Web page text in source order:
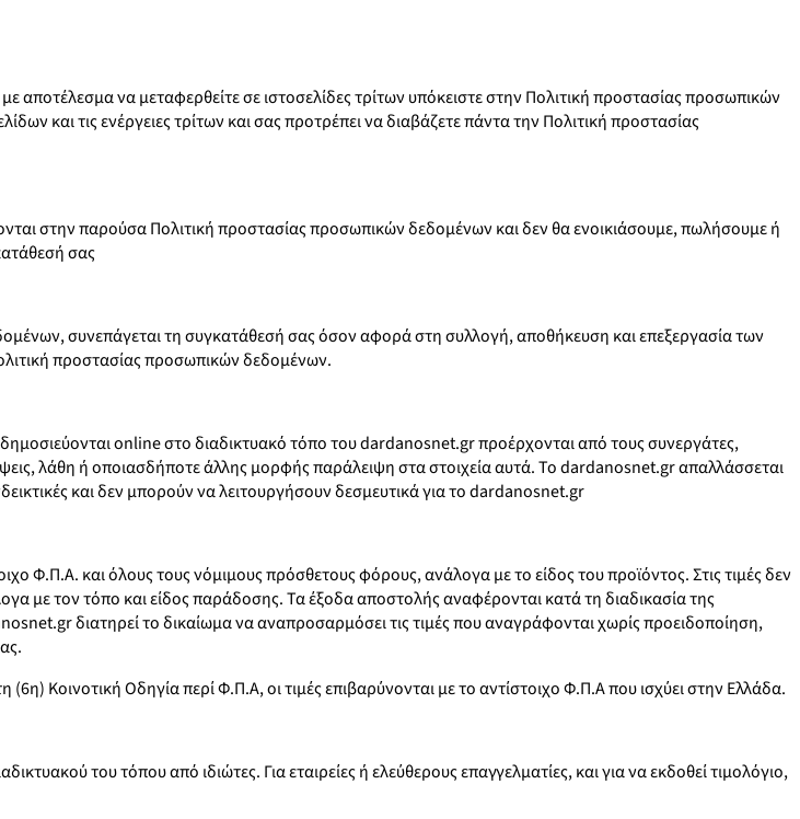
να μεταφερθείτε σε ιστοσελίδες τρίτων υπόκειστε στην Πολιτική προστασίας προσωπικών
και τις ενέργειες τρίτων και σας προτρέπει να διαβάζετε πάντα την Πολιτική προστασίας
στην παρούσα Πολιτική προστασίας προσωπικών δεδομένων και δεν θα ενοικιάσουμε, πωλήσουμε ή
σας
συνεπάγεται τη συγκατάθεσή σας όσον αφορά στη συλλογή, αποθήκευση και επεξεργασία των
προστασίας προσωπικών δεδομένων.
online στο διαδικτυακό τόπο του dardanosnet.gr προέρχονται από τους συνεργάτες,
λάθη ή οποιασδήποτε άλλης μορφής παράλειψη στα στοιχεία αυτά. Το dardanosnet.gr απαλλάσσεται
και δεν μπορούν να λειτουργήσουν δεσμευτικά για το dardanosnet.gr
Φ.Π.Α. και όλους τους νόμιμους πρόσθετους φόρους, ανάλογα με το είδος του προϊόντος. Στις τιμές δεν
με τον τόπο και είδος παράδοσης. Τα έξοδα αποστολής αναφέρονται κατά τη διαδικασία της
διατηρεί το δικαίωμα να αναπροσαρμόσει τις τιμές που αναγράφονται χωρίς προειδοποίηση,
Κοινοτική Οδηγία περί Φ.Π.Α, οι τιμές επιβαρύνονται με το αντίστοιχο Φ.Π.Α που ισχύει στην Ελλάδα.
του τόπου από ιδιώτες. Για εταιρείες ή ελεύθερους επαγγελματίες, και για να εκδοθεί τιμολόγιο,